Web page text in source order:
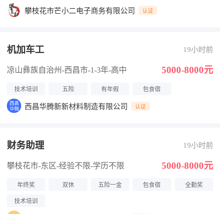
攀枝花市芒小二电子商务有限公司 认证
机加车工 19小时前
凉山彝族自治州-西昌市-1-3年-高中 5000-8000元
技术培训 五险 有年假 包食宿
西昌华腾新新材料制造有限公司 认证
财务助理 19小时前
攀枝花市-东区-经验不限-学历不限 5000-8000元
年终奖 双休 五险一金 包食宿 全勤奖
技术培训